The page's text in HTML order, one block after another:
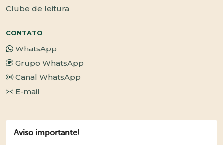
Clube de leitura
CONTATO
WhatsApp
Grupo WhatsApp
Canal WhatsApp
E-mail
Aviso importante!